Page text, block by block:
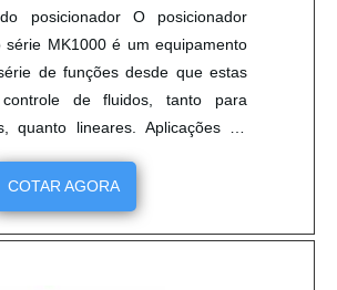
posicionador O posicionador
série MK1000 é um equipamento
de funções desde que estas
de fluidos, tanto para
quanto lineares. Aplicações de
onde uma válvula automatizada
não atende a aplicação. Isso
on-off não é suficiente
a vazão correta que realiza o
COTAR AGORA